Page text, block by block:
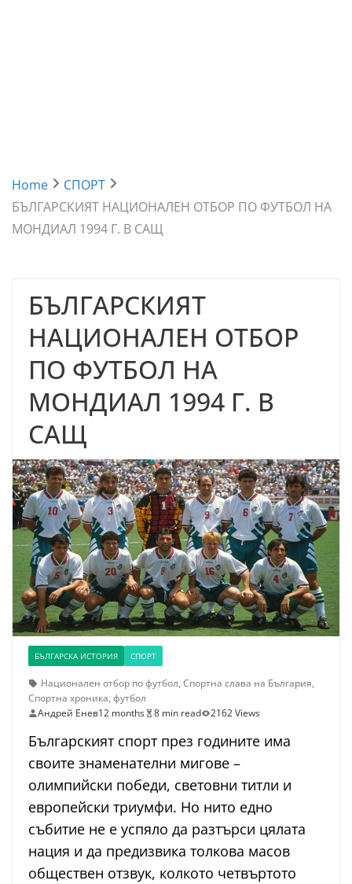
Home
СПОРТ
БЪЛГАРСКИЯТ НАЦИОНАЛЕН ОТБОР ПО ФУТБОЛ НА
МОНДИАЛ 1994 Г. В САЩ
БЪЛГАРСКИЯТ
НАЦИОНАЛЕН ОТБОР
ПО ФУТБОЛ НА
МОНДИАЛ 1994 Г. В
САЩ
БЪЛГАРСКА ИСТОРИЯ СПОРТ
Национален отбор по футбол, Спортна слава на България,
Спортна хроника, футбол
Андрей Енев12 months 8 min read 2162 Views
Българският спорт през годините има
своите знаменателни мигове –
олимпийски победи, световни титли и
европейски триумфи. Но нито едно
събитие не е успяло да разтърси цялата
нация и да предизвика толкова масов
обществен отзвук, колкото четвъртото